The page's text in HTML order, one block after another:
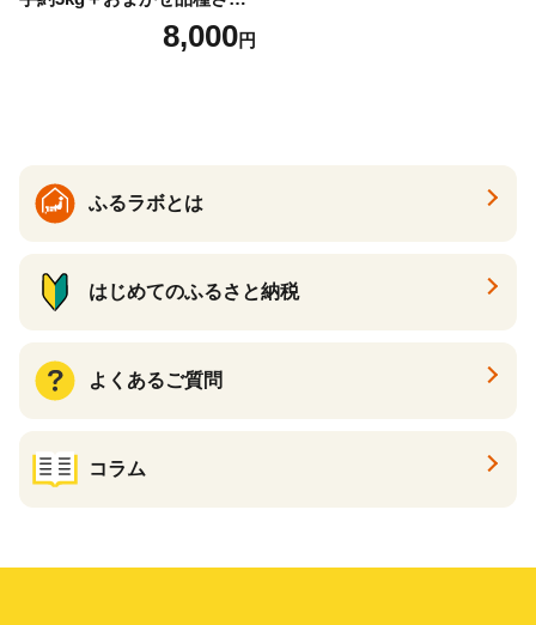
まいも 合計約3.2kg｜さつ
まいも サツマイモ さつま芋
8,000円
ふるラボとは
はじめてのふるさと納税
よくあるご質問
コラム